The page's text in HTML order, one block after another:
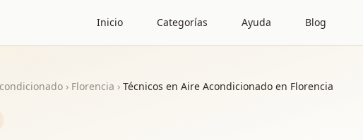
Inicio Categorías Ayuda Blog
› Florencia › Técnicos en Aire Acondicionado en Florencia